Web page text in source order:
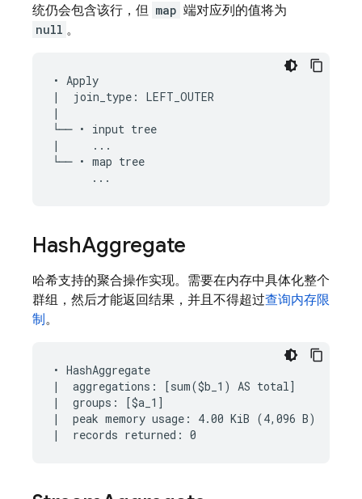
统仍会包含该行，但 map 端对应列的值将为
null 。
• Apply
|  join_type: LEFT_OUTER
|
└── • input tree
|     ...
└── • map tree
HashAggregate
哈希支持的聚合操作实现。需要在内存中具体化整个
群组，然后才能返回结果，并且不得超过查询内存限
制。
• HashAggregate
|  aggregations: [sum($b_1) AS total]
|  groups: [$a_1]
|  peak memory usage: 4.00 KiB (4,096 B)